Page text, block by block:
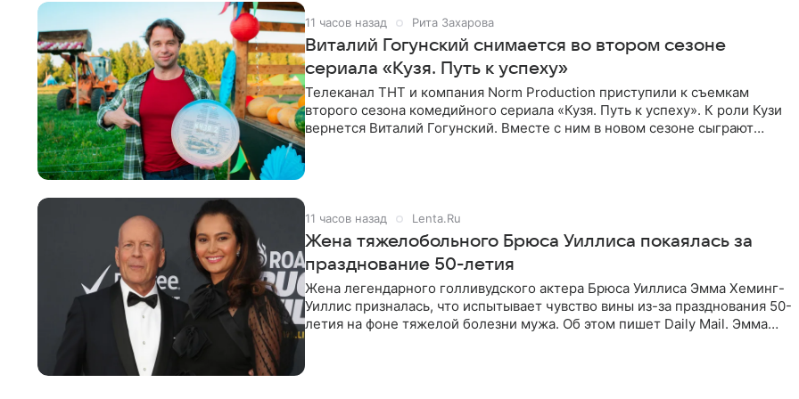
11 часов назад Рита Захарова
Виталий Гогунский снимается во втором сезоне
сериала «Кузя. Путь к успеху»
Телеканал ТНТ и компания Norm Production приступили к съемкам
второго сезона комедийного сериала «Кузя. Путь к успеху». К роли Кузи
вернется Виталий Гогунский. Вместе с ним в новом сезоне сыграют
11 часов назад Lenta.Ru
Жена тяжелобольного Брюса Уиллиса покаялась за
празднование 50-летия
Жена легендарного голливудского актера Брюса Уиллиса Эмма Хеминг-
Уиллис призналась, что испытывает чувство вины из-за празднования 50-
летия на фоне тяжелой болезни мужа. Об этом пишет Daily Mail. Эмма